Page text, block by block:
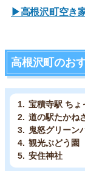
▶高根沢町空き
高根沢町のお
宝積寺駅 ちょ
道の駅たかね
鬼怒グリーン
観光ぶどう園
安住神社